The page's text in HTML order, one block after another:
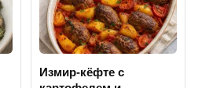
Измир-кёфте с